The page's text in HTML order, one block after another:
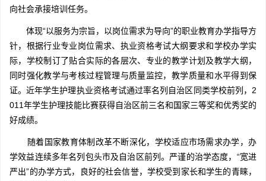
向社会承接培训任务。
体现“以服务为宗旨，以岗位需求为导向”的职业教育办学指导方
针，根据行业专业岗位需求、执业资格考试大纲要求和学校办学实
际，学校制订了贴合实际的各层次、专业的教学计划及教学大纲，
同时强化教学与考核过程管理与质量监控，教学质量和水平得到保
证。近年学生护理执业资格考试通过率名列自治区同类学校前列，2
011年学生护理技能比赛获得自治区前三名和国家三等奖和优秀奖的
好成绩。
随着国家教育体制改革不断深化，学校适应市场需求办学，办
学效益连续多年名列包头市及自治区前列。严谨的治学态度，“宽进
严出”的办学方式，良好的社会信誉，学校受到家长和学生的青睐，